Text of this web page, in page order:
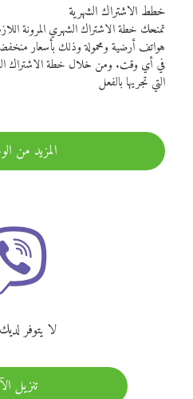
خطط الاشتراك الشهرية
تمنحك خطة الاشتراك الشهري المرونة
هواتف أرضية ومحمولة وذلك بأسعار
في أي وقت. ومن خلال خطة الاشتراك
التي تجريها بالفعل
المزيد من
لا يتوفر
تنزيل